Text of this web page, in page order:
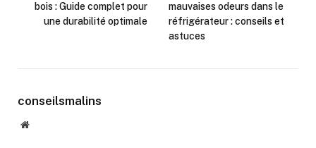
bois : Guide complet pour
une durabilité optimale
mauvaises odeurs dans le
réfrigérateur : conseils et
astuces
conseilsmalins
Website